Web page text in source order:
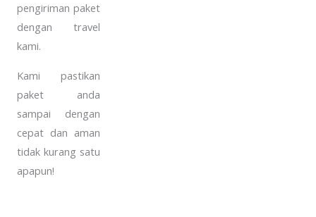
pengiriman paket
dengan travel
kami.
Kami pastikan
paket anda
sampai dengan
cepat dan aman
tidak kurang satu
apapun!